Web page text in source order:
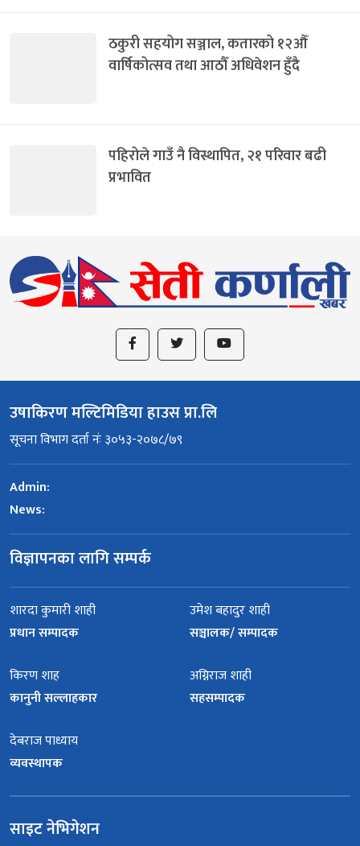
ठकुरी सहयोग सञ्जाल, कतारको १२औँ
वार्षिकोत्सव तथा आठौँ अधिवेशन हुँदै
पहिरोले गाउँ नै विस्थापित, २१ परिवार बढी
प्रभावित
उषाकिरण मल्टिमिडिया हाउस प्रा.लि
सूचना विभाग दर्ता नंः ३०५३-२०७८/७९
Admin:
News:
विज्ञापनका लागि सम्पर्क
शारदा कुमारी शाही
प्रधान सम्पादक
उमेश बहादुर शाही
सञ्चालक/ सम्पादक
किरण शाह
कानुनी सल्लाहकार
अग्निराज शाही
सहसम्पादक
देबराज पाध्याय
व्यवस्थापक
साइट नेभिगेशन